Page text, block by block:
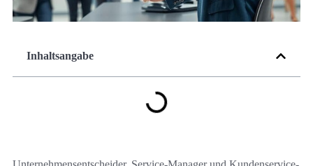
Inhaltsangabe